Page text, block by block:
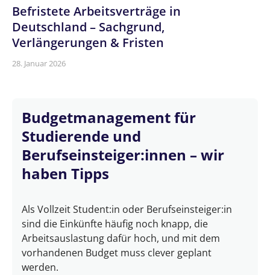
Befristete Arbeitsverträge in
Deutschland – Sachgrund,
Verlängerungen & Fristen
28. Januar 2026
Budgetmanagement für
Studierende und
Berufseinsteiger:innen – wir
haben Tipps
Als Vollzeit Student:in oder Berufseinsteiger:in
sind die Einkünfte häufig noch knapp, die
Arbeitsauslastung dafür hoch, und mit dem
vorhandenen Budget muss clever geplant
werden.